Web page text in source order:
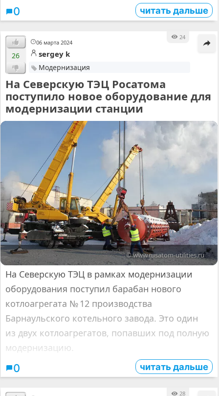
0 читать дальше
06 марта 2024
24
26 sergey k
Модернизация
На Северскую ТЭЦ Росатома
поступило новое оборудование для
модернизации станции
© www.rusatom-utilities.ru
На Северскую ТЭЦ в рамках модернизации
оборудования поступил барабан нового
котлоагрегата № 12 производства
Барнаульского котельного завода. Это один
из двух котлоагрегатов, попавших под полную
модернизацию.
0 читать дальше
28